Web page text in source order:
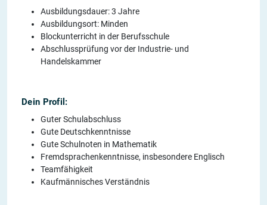
Ausbildungsdauer: 3 Jahre
Ausbildungsort: Minden
Blockunterricht in der Berufsschule
Abschlussprüfung vor der Industrie- und
Handelskammer
Dein Profil:
Guter Schulabschluss
Gute Deutschkenntnisse
Gute Schulnoten in Mathematik
Fremdsprachenkenntnisse, insbesondere Englisch
Teamfähigkeit
Kaufmännisches Verständnis